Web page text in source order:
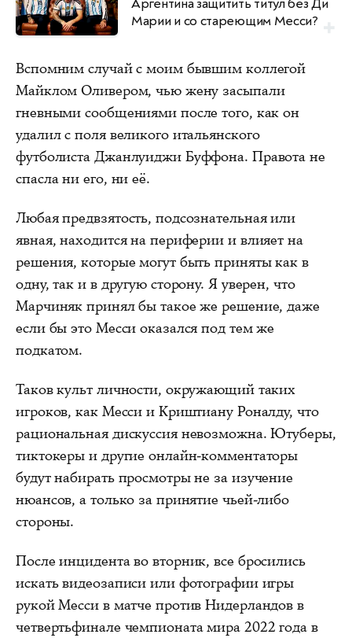
Марии и со стареющим Месси?
Вспомним случай с моим бывшим коллегой
Майклом Оливером, чью жену засыпали
гневными сообщениями после того, как он
удалил с поля великого итальянского
футболиста Джанлуиджи Буффона. Правота не
спасла ни его, ни её.
Любая предвзятость, подсознательная или
явная, находится на периферии и влияет на
решения, которые могут быть приняты как в
одну, так и в другую сторону. Я уверен, что
Марчиняк принял бы такое же решение, даже
если бы это Месси оказался под тем же
подкатом.
Таков культ личности, окружающий таких
игроков, как Месси и Криштиану Роналду, что
рациональная дискуссия невозможна. Ютуберы,
тиктокеры и другие онлайн-комментаторы
будут набирать просмотры не за изучение
нюансов, а только за принятие чьей-либо
стороны.
После инцидента во вторник, все бросились
искать видеозаписи или фотографии игры
рукой Месси в матче против Нидерландов в
четвертьфинале чемпионата мира 2022 года в